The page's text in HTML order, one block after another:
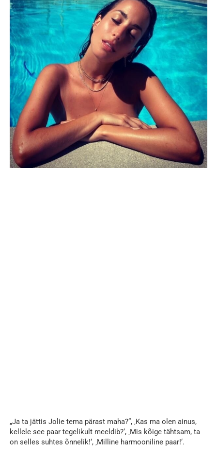
„Ja ta jättis Jolie tema pärast maha?“, ‚Kas ma olen ainus,
kellele see paar tegelikult meeldib?‘, ‚Mis kõige tähtsam, ta
on selles suhtes õnnelik!‘, ‚Milline harmooniline paar!‘.